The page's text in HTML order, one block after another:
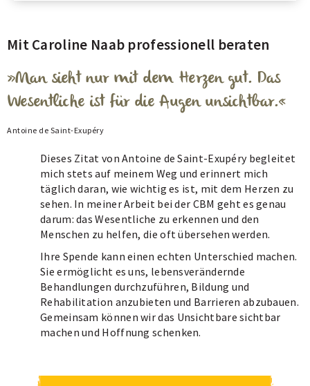
Mit Caroline Naab professionell beraten
Man sieht nur mit dem Herzen gut. Das
Wesentliche ist für die Augen unsichtbar.
Antoine de Saint-Exupéry
Dieses Zitat von Antoine de Saint-Exupéry begleitet
mich stets auf meinem Weg und erinnert mich
täglich daran, wie wichtig es ist, mit dem Herzen zu
sehen. In meiner Arbeit bei der CBM geht es genau
darum: das Wesentliche zu erkennen und den
Menschen zu helfen, die oft übersehen werden.
Ihre Spende kann einen echten Unterschied machen.
Sie ermöglicht es uns, lebensverändernde
Behandlungen durchzuführen, Bildung und
Rehabilitation anzubieten und Barrieren abzubauen.
Gemeinsam können wir das Unsichtbare sichtbar
machen und Hoffnung schenken.